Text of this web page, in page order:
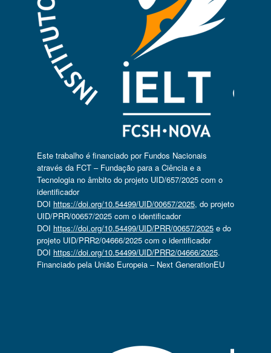
Este trabalho é financiado por Fundos Nacionais
através da FCT – Fundação para a Ciência e a
Tecnologia no âmbito do projeto UID/657/2025 com o
identificador
DOI https://doi.org/10.54499/UID/00657/2025, do projeto
UID/PRR/00657/2025 com o identificador
DOI https://doi.org/10.54499/UID/PRR/00657/2025e do
projeto UID/PRR2/04666/2025 com o identificador
DOI https://doi.org/10.54499/UID/PRR2/04666/2025.
Financiado pela União Europeia – Next GenerationEU